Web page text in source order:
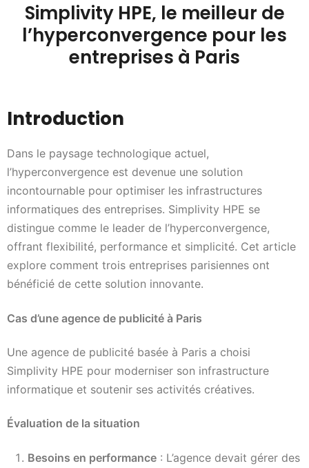
Simplivity HPE, le meilleur de
l’hyperconvergence pour les
entreprises à Paris
Introduction
Dans le paysage technologique actuel,
l’hyperconvergence est devenue une solution
incontournable pour optimiser les infrastructures
informatiques des entreprises. Simplivity HPE se
distingue comme le leader de l’hyperconvergence,
offrant flexibilité, performance et simplicité. Cet article
explore comment trois entreprises parisiennes ont
bénéficié de cette solution innovante.
Cas d’une agence de publicité à Paris
Une agence de publicité basée à Paris a choisi
Simplivity HPE pour moderniser son infrastructure
informatique et soutenir ses activités créatives.
Évaluation de la situation
Besoins en performance : L’agence devait gérer des